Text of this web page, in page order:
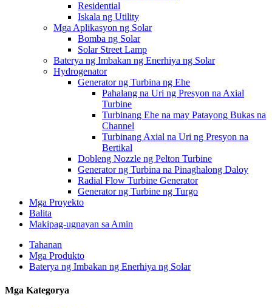
Residential
Iskala ng Utility
Mga Aplikasyon ng Solar
Bomba ng Solar
Solar Street Lamp
Baterya ng Imbakan ng Enerhiya ng Solar
Hydrogenator
Generator ng Turbina ng Ehe
Pahalang na Uri ng Presyon na Axial
Turbine
Turbinang Ehe na may Patayong Bukas na
Channel
Turbinang Axial na Uri ng Presyon na
Bertikal
Dobleng Nozzle ng Pelton Turbine
Generator ng Turbina na Pinaghalong Daloy
Radial Flow Turbine Generator
Generator ng Turbine ng Turgo
Mga Proyekto
Balita
Makipag-ugnayan sa Amin
Tahanan
Mga Produkto
Baterya ng Imbakan ng Enerhiya ng Solar
Mga Kategorya